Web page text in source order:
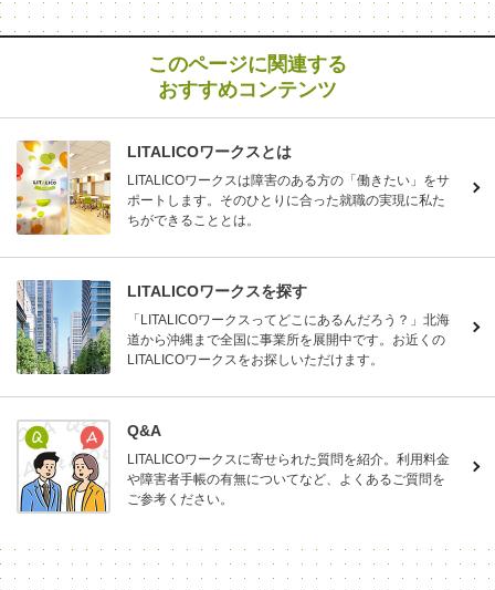
このページに関連する
おすすめコンテンツ
LITALICOワークスとは
LITALICOワークスは障害のある方の「働きたい」をサ
ポートします。そのひとりに合った就職の実現に私た
ちができることとは。
LITALICOワークスを探す
「LITALICOワークスってどこにあるんだろう？」北海
道から沖縄まで全国に事業所を展開中です。お近くの
LITALICOワークスをお探しいただけます。
Q&A
LITALICOワークスに寄せられた質問を紹介。利用料金
や障害者手帳の有無についてなど、よくあるご質問を
ご参考ください。